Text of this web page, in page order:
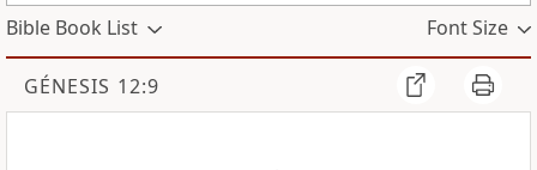
Bible Book List Font Size
GÉNESIS 12:9